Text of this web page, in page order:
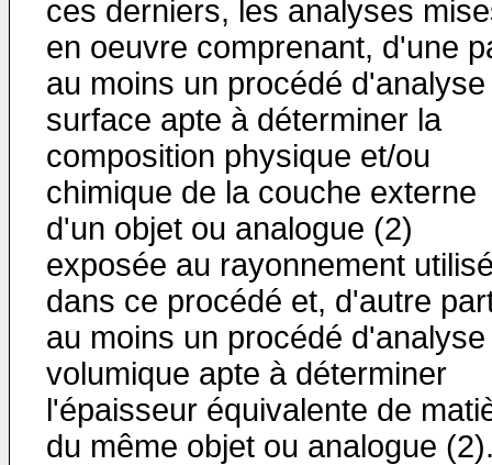
ces derniers, les analyses
en oeuvre comprenant, d'une
au moins un procédé
surface apte à déterminer la
composition physique et/ou
chimique de la couche externe
d'un objet ou analogue (2)
exposée au rayonnement
dans ce procédé et, d'autre
au moins un procédé d'analyse
volumique apte à déterminer
l'épaisseur équivalente de
du même objet ou analogue